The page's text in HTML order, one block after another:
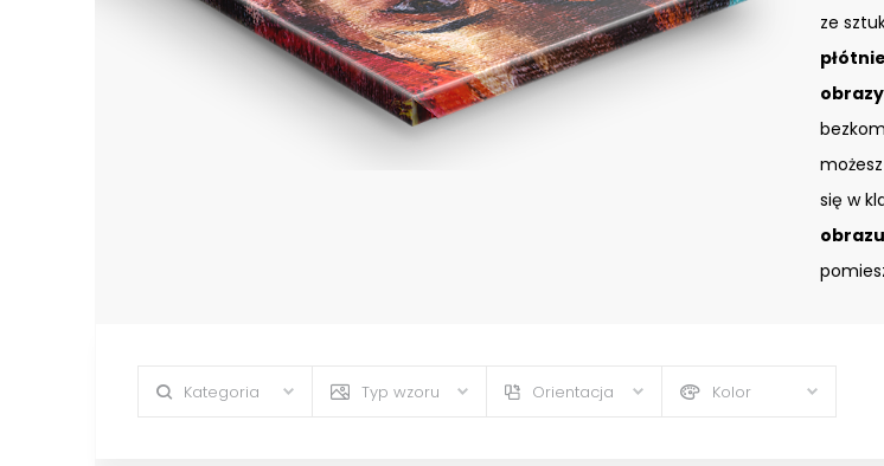
ze
płótnie
się w
Kategoria Typ wzoru Orientacja Kolor